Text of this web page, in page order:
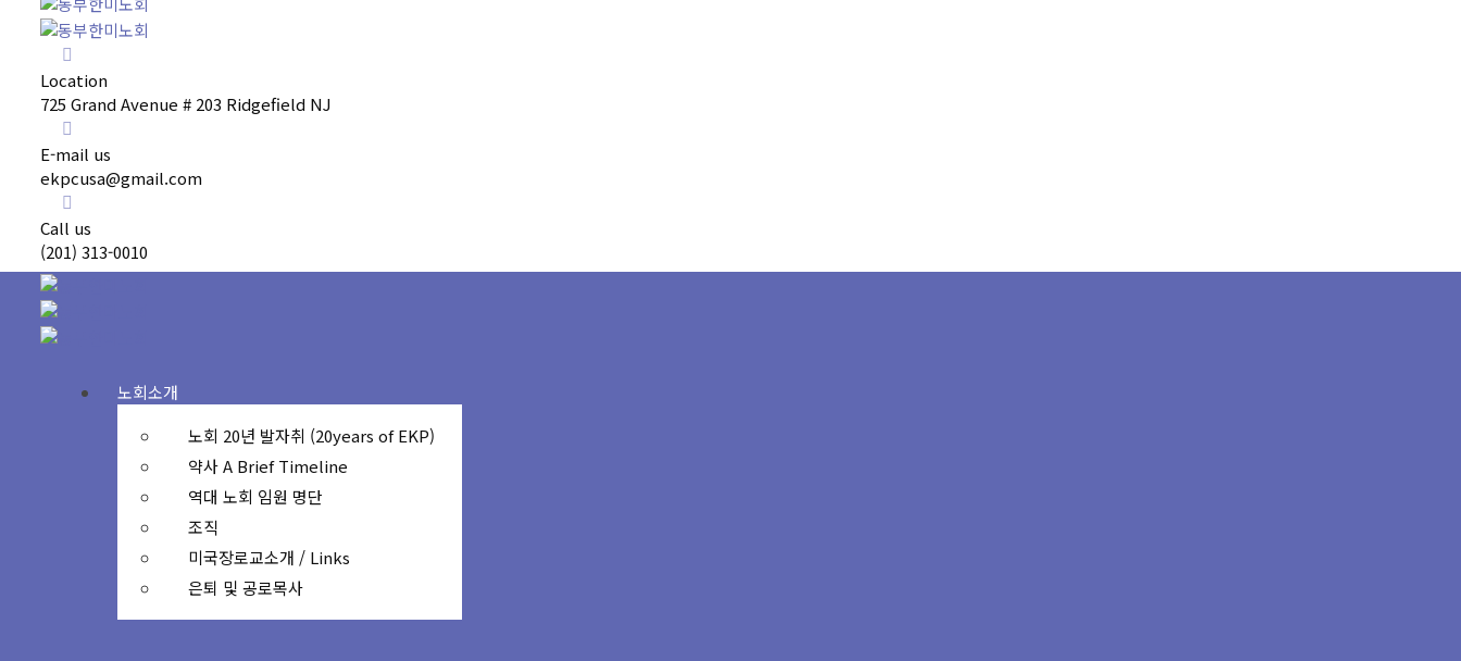
Location
725 Grand Avenue # 203 Ridgefield NJ
E-mail us
ekpcusa@gmail.com
Call us
(201) 313-0010
노회소개
노회 20년 발자취 (20years of EKP)
약사 A Brief Timeline
역대 노회 임원 명단
조직
미국장로교소개 / Links
은퇴 및 공로목사